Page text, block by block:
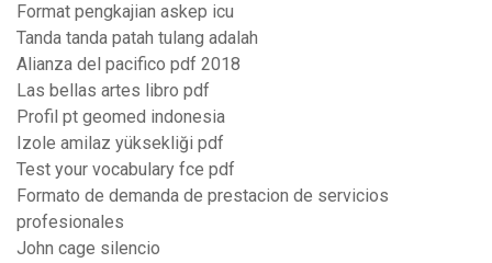
Format pengkajian askep icu
Tanda tanda patah tulang adalah
Alianza del pacifico pdf 2018
Las bellas artes libro pdf
Profil pt geomed indonesia
Izole amilaz yüksekliği pdf
Test your vocabulary fce pdf
Formato de demanda de prestacion de servicios
profesionales
John cage silencio